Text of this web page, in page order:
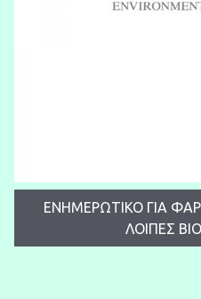
ΕΝΗΜΕΡΩΤΙΚΟ ΓΙΑ
ΛΟΙΠΕΣ